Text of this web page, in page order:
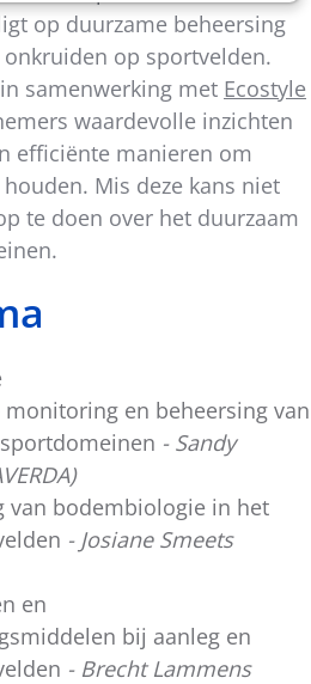
op duurzame beheersing
op sportvelden.
samenwerking met Ecostyle
waardevolle inzichten
efficiënte manieren om
Mis deze kans niet
te doen over het duurzaam
monitoring en beheersing van
- Sandy
van bodembiologie in het
- Josiane Smeets
en
bij aanleg en
- Brecht Lammens